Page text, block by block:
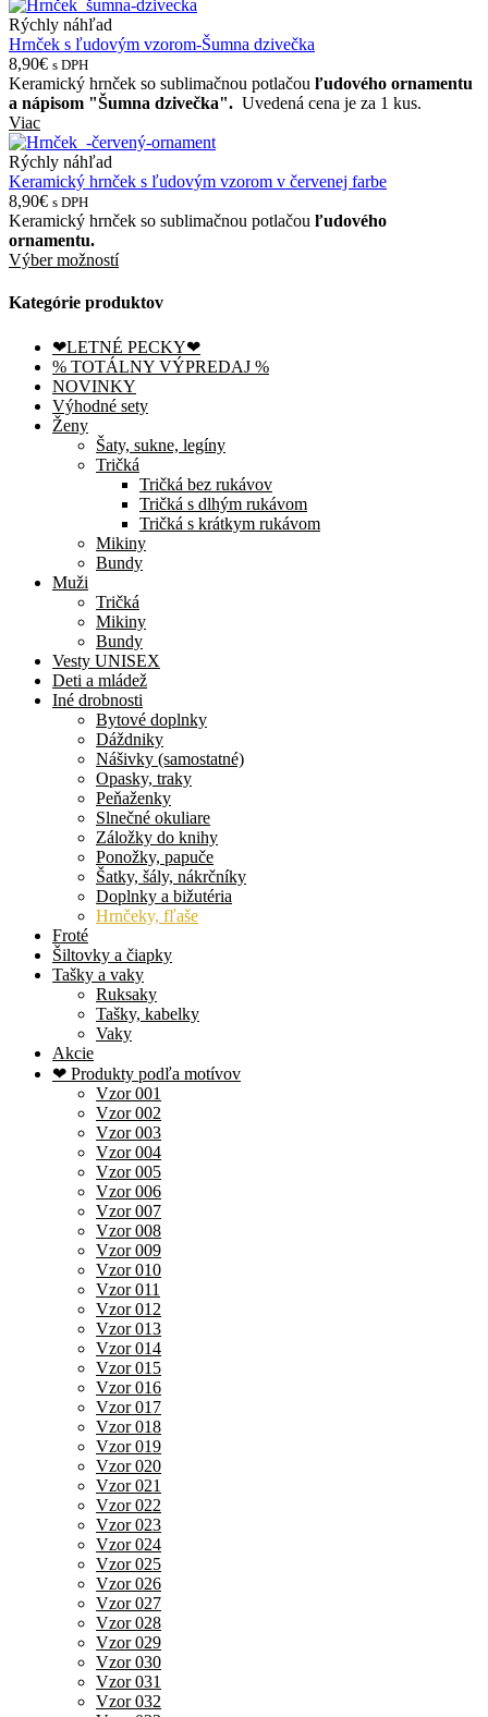
Rýchly náhľad
Hrnček s ľudovým vzorom-Šumna dzivečka
8,90€ s DPH
Keramický hrnček so sublimačnou potlačou ľudového ornamentu
a nápisom "Šumna dzivečka". Uvedená cena je za 1 kus.
Viac
Rýchly náhľad
Keramický hrnček s ľudovým vzorom v červenej farbe
8,90€ s DPH
Keramický hrnček so sublimačnou potlačou ľudového
ornamentu.
Výber možností
Kategórie produktov
❤LETNÉ PECKY❤
% TOTÁLNY VÝPREDAJ %
NOVINKY
Výhodné sety
Ženy
Šaty, sukne, legíny
Tričká
Tričká bez rukávov
Tričká s dlhým rukávom
Tričká s krátkym rukávom
Mikiny
Bundy
Muži
Tričká
Mikiny
Bundy
Vesty UNISEX
Deti a mládež
Iné drobnosti
Bytové doplnky
Dáždniky
Nášivky (samostatné)
Opasky, traky
Peňaženky
Slnečné okuliare
Záložky do knihy
Ponožky, papuče
Šatky, šály, nákrčníky
Doplnky a bižutéria
Hrnčeky, fľaše
Froté
Šiltovky a čiapky
Tašky a vaky
Ruksaky
Tašky, kabelky
Vaky
Akcie
❤ Produkty podľa motívov
Vzor 001
Vzor 002
Vzor 003
Vzor 004
Vzor 005
Vzor 006
Vzor 007
Vzor 008
Vzor 009
Vzor 010
Vzor 011
Vzor 012
Vzor 013
Vzor 014
Vzor 015
Vzor 016
Vzor 017
Vzor 018
Vzor 019
Vzor 020
Vzor 021
Vzor 022
Vzor 023
Vzor 024
Vzor 025
Vzor 026
Vzor 027
Vzor 028
Vzor 029
Vzor 030
Vzor 031
Vzor 032